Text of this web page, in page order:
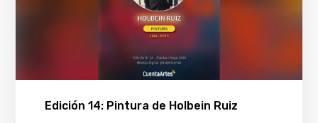
Edición 14: Pintura de Holbein Ruiz